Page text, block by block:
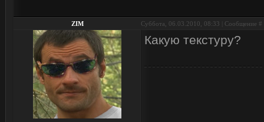
ZIM Суббота, 06.03.2010, 08:33 | Сообщение #
Какую текстуру?